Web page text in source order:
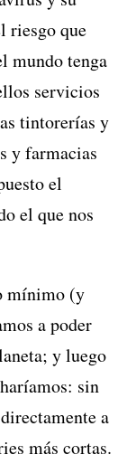
riesgo que
mundo tenga
servicios
tintorerías y
y farmacias
el
el que nos
mínimo (y
a poder
y luego
sin
a
más cortas.